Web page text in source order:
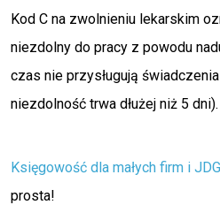
Kod C na zwolnieniu lekarskim
niezdolny do pracy z powodu
czas nie przysługują
niezdolność trwa dłużej niż 5 dni).
Księgowość dla małych firm i JDG
prosta!